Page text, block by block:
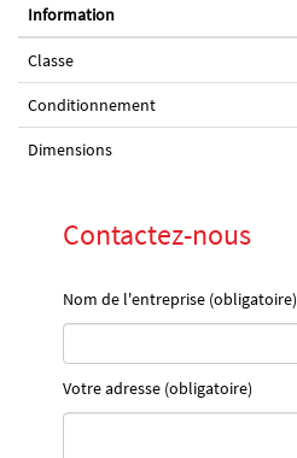
Information
Classe
Conditionnement
Dimensions
Contactez-nous
Nom de l'entreprise (obligatoire)
Votre adresse (obligatoire)